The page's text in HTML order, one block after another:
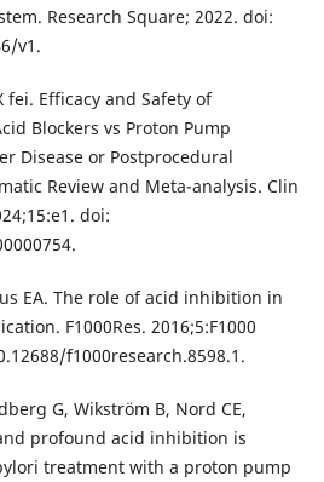
Research Square; 2022. doi:
v1.
fei. Efficacy and Safety of
Blockers vs Proton Pump
Disease or Postprocedural
Review and Meta-analysis. Clin
doi:
EA. The role of acid inhibition in
F1000Res. 2016;5:F1000
f1000research.8598.1.
G, Wikström B, Nord CE,
profound acid inhibition is
treatment with a proton pump